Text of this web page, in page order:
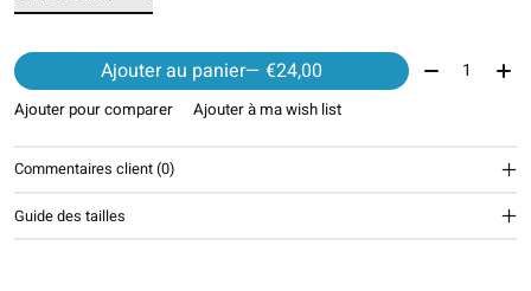
Ajouter au panier — €24,00 Quantité:
Ajouter pour comparer Ajouter à ma wish list
Commentaires client (0)
Guide des tailles